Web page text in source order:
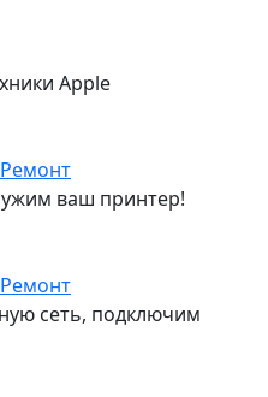
Apple
Ремонт
ваш принтер!
Ремонт
сеть, подключим